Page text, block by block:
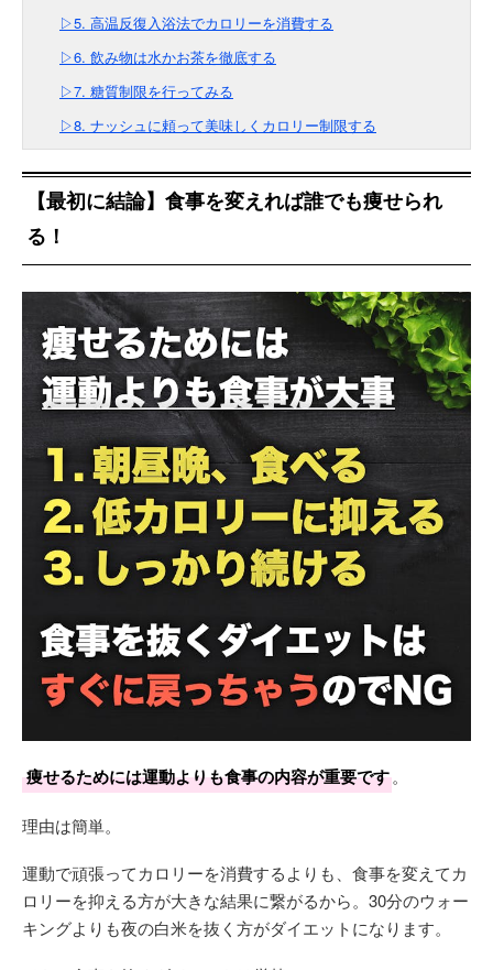
▷5. 高温反復入浴法でカロリーを消費する
▷6. 飲み物は水かお茶を徹底する
▷7. 糖質制限を行ってみる
▷8. ナッシュに頼って美味しくカロリー制限する
【最初に結論】食事を変えれば誰でも痩せられ
る！
痩せるためには運動よりも食事の内容が重要です。
理由は簡単。
運動で頑張ってカロリーを消費するよりも、食事を変えてカ
ロリーを抑える方が大きな結果に繋がるから。30分のウォー
キングよりも夜の白米を抜く方がダイエットになります。